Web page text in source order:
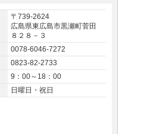
〒739-2624
広島県東広島市黒瀬町菅田
８２８－３
0078-6046-7272
0823-82-2733
9：00～18：00
日曜日・祝日